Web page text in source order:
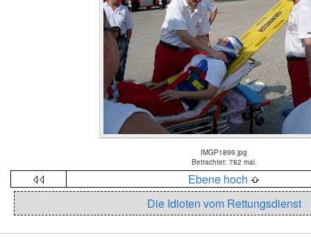
IMGP1899.jpg
Betrachtet: 782 mal.
Ebene hoch
Die Idioten vom Rettungsdienst